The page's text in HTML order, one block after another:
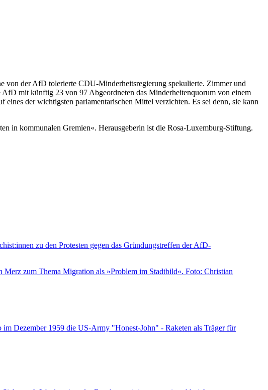
von der AfD tolerierte CDU-Minderheitsregierung spekulierte. Zimmer und
AfD mit künftig 23 von 97 Abgeordneten das Minderheitenquorum von einem
eines der wichtigsten parlamentarischen Mittel verzichten. Es sei denn, sie kann
in kommunalen Gremien«. Herausgeberin ist die Rosa-Luxemburg-Stiftung.